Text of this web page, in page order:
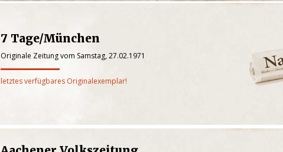
7 Tage/München
Originale Zeitung vom Samstag, 27.02.1971
letztes verfügbares Originalexemplar!